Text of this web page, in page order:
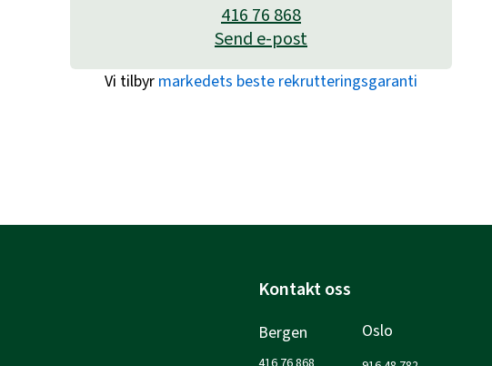
416 76 868
Send e-post
Vi tilbyr markedets beste rekrutteringsgaranti
Kontakt oss
Bergen Oslo